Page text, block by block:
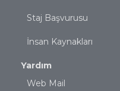
Staj Başvurusu
İnsan Kaynakları
Yardım
Web Mail